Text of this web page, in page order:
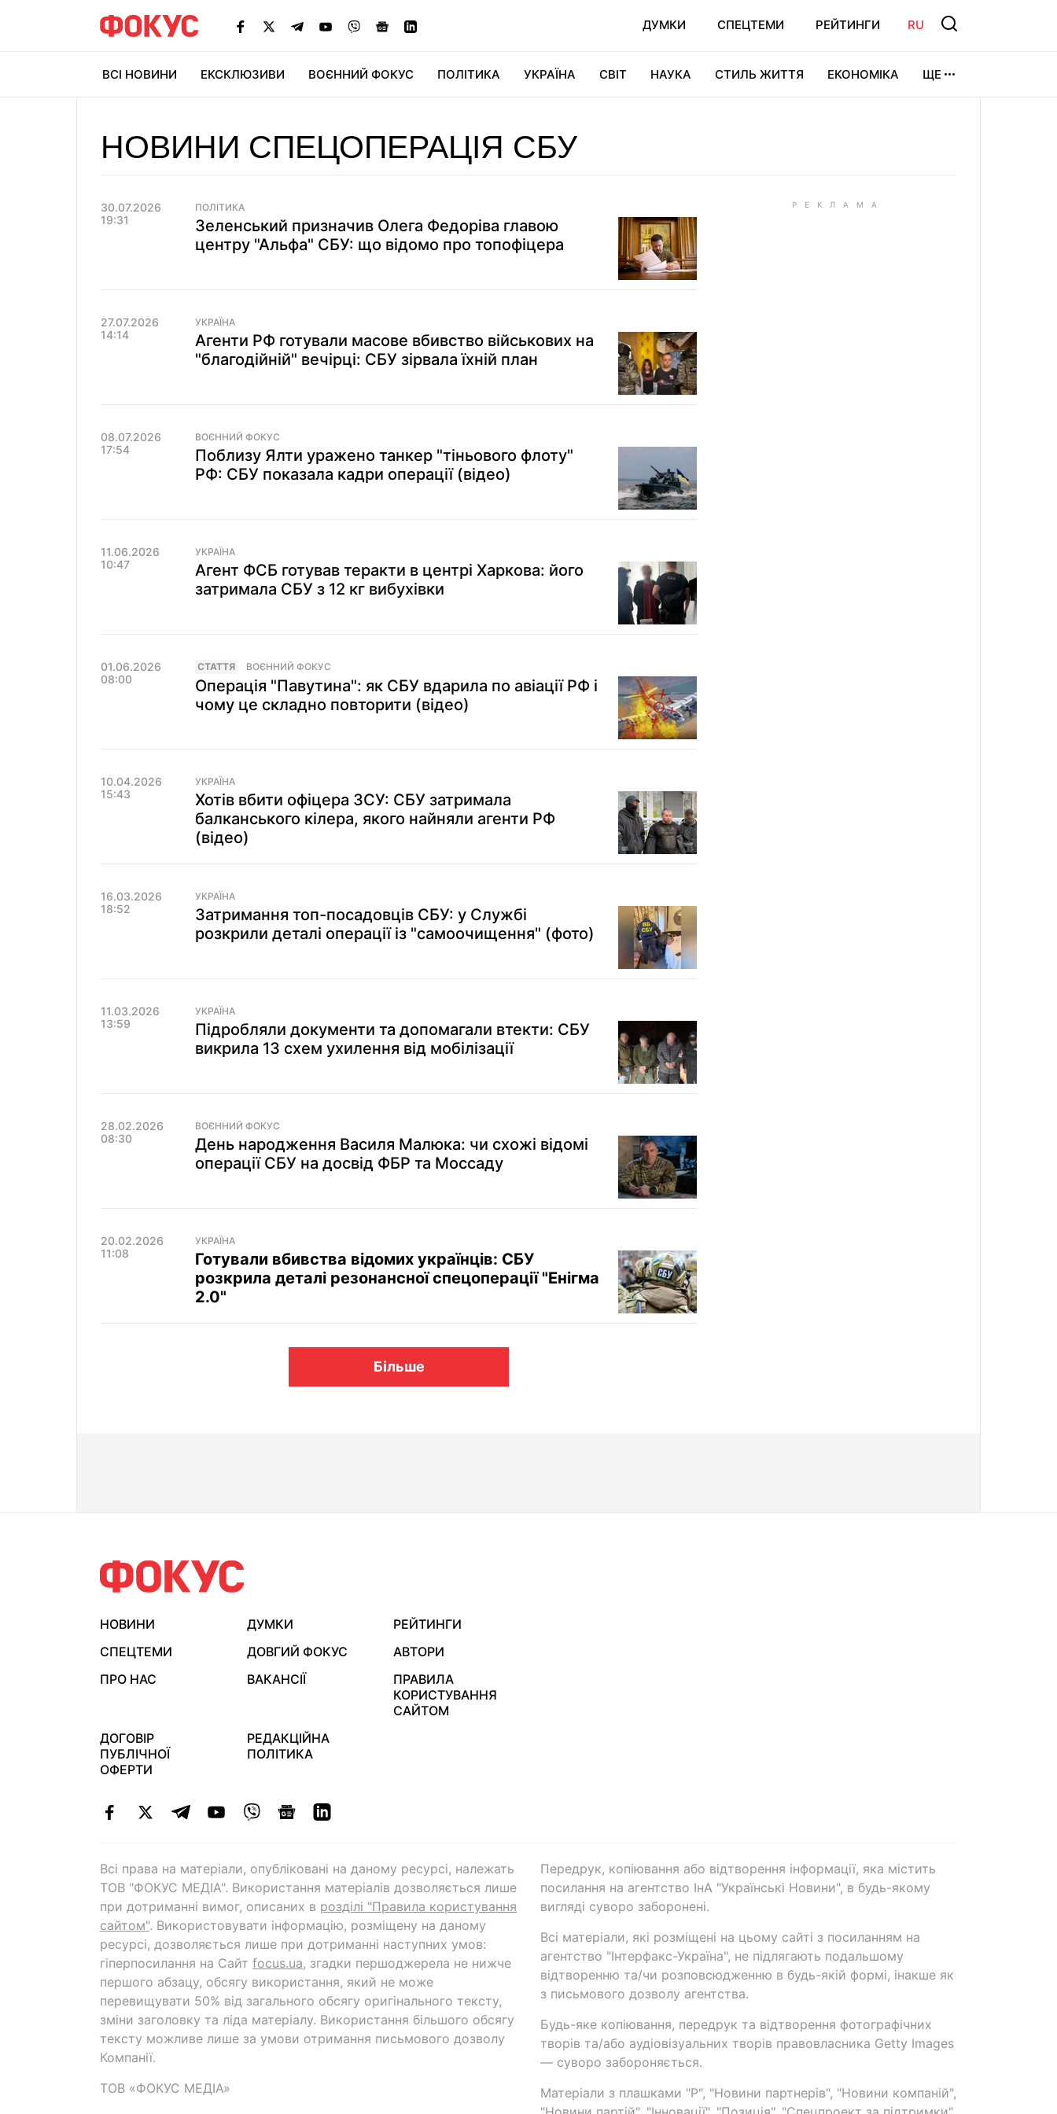
ДУМКИ СПЕЦТЕМИ РЕЙТИНГИ RU
ВСІ НОВИНИ ЕКСКЛЮЗИВИ ВОЄННИЙ ФОКУС ПОЛІТИКА УКРАЇНА СВІТ НАУКА СТИЛЬ ЖИТТЯ ЕКОНОМІКА ЩЕ
НОВИНИ СПЕЦОПЕРАЦІЯ СБУ
30.07.2026
19:31
ПОЛІТИКА
Зеленський призначив Олега Федоріва главою
центру "Альфа" СБУ: що відомо про топофіцера
27.07.2026
14:14
УКРАЇНА
Агенти РФ готували масове вбивство військових на
"благодійній" вечірці: СБУ зірвала їхній план
08.07.2026
17:54
ВОЄННИЙ ФОКУС
Поблизу Ялти уражено танкер "тіньового флоту"
РФ: СБУ показала кадри операції (відео)
11.06.2026
10:47
УКРАЇНА
Агент ФСБ готував теракти в центрі Харкова: його
затримала СБУ з 12 кг вибухівки
01.06.2026
08:00
СТАТТЯ ВОЄННИЙ ФОКУС
Операція "Павутина": як СБУ вдарила по авіації РФ і
чому це складно повторити (відео)
10.04.2026
15:43
УКРАЇНА
Хотів вбити офіцера ЗСУ: СБУ затримала
балканського кілера, якого найняли агенти РФ
(відео)
16.03.2026
18:52
УКРАЇНА
Затримання топ-посадовців СБУ: у Службі
розкрили деталі операції із "самоочищення" (фото)
11.03.2026
13:59
УКРАЇНА
Підробляли документи та допомагали втекти: СБУ
викрила 13 схем ухилення від мобілізації
28.02.2026
08:30
ВОЄННИЙ ФОКУС
День народження Василя Малюка: чи схожі відомі
операції СБУ на досвід ФБР та Моссаду
20.02.2026
11:08
УКРАЇНА
Готували вбивства відомих українців: СБУ
розкрила деталі резонансної спецоперації "Енігма
2.0"
Більше
НОВИНИ ДУМКИ
РЕЙТИНГИ
СПЕЦТЕМИ
ДОВГИЙ ФОКУС
АВТОРИ
ПРО НАС
ВАКАНСІЇ
ПРАВИЛА
КОРИСТУВАННЯ
САЙТОМ
ДОГОВІР
ПУБЛІЧНОЇ
ОФЕРТИ
РЕДАКЦІЙНА
ПОЛІТИКА
Всі права на матеріали, опубліковані на даному ресурсі, належать
ТОВ "ФОКУС МЕДІА". Використання матеріалів дозволяється лише
при дотриманні вимог, описаних в розділі "Правила користування
сайтом". Використовувати інформацію, розміщену на даному
ресурсі, дозволяється лише при дотриманні наступних умов:
гіперпосилання на Cайт focus.ua, згадки першоджерела не нижче
першого абзацу, обсягу використання, який не може
перевищувати 50% від загального обсягу оригінального тексту,
зміни заголовку та ліда матеріалу. Використання більшого обсягу
тексту можливе лише за умови отримання письмового дозволу
Компанії.
ТОВ «ФОКУС МЕДІА»
Передрук, копіювання або відтворення інформації, яка містить
посилання на агентство ІнА "Українські Новини", в будь-якому
вигляді суворо заборонені.
Всі матеріали, які розміщені на цьому сайті з посиланням на
агентство "Інтерфакс-Україна", не підлягають подальшому
відтворенню та/чи розповсюдженню в будь-якій формі, інакше як
з письмового дозволу агентства.
Будь-яке копіювання, передрук та відтворення фотографічних
творів та/або аудіовізуальних творів правовласника Getty Images
— суворо забороняється.
Матеріали з плашками "Р", "Новини партнерів", "Новини компаній",